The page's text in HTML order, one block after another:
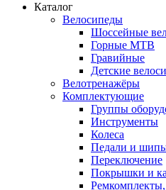
Каталог
Велосипеды
Шоссейные
Горные МTB
Гравийные
Детские
Велотренажёры
Комплектующие
Группы
Инструменты
Колеса
Педали и
Переключение
Покрышки и